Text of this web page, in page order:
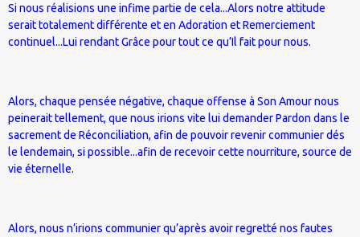
Si nous réalisions une infime partie de cela...Alors notre attitude
serait totalement différente et en Adoration et Remerciement
continuel...Lui rendant Grâce pour tout ce qu’Il fait pour nous.
Alors, chaque pensée négative, chaque offense à Son Amour nous
peinerait tellement, que nous irions vite lui demander Pardon dans le
sacrement de Réconciliation, afin de pouvoir revenir communier dés
le lendemain, si possible...afin de recevoir cette nourriture, source de
vie éternelle.
Alors, nous n’irions communier qu’après avoir regretté nos fautes